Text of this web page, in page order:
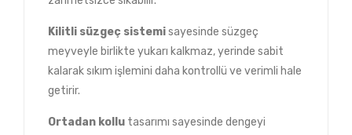
Kilitli süzgeç sistemisayesinde süzgeç
meyveyle birlikte yukarı kalkmaz, yerinde sabit
kalarak sıkım işlemini daha kontrollü ve verimli hale
getirir.
Ortadan kollu tasarımı sayesinde dengeyi